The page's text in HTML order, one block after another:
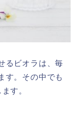
るビオラは、毎
す。その中でも
す。